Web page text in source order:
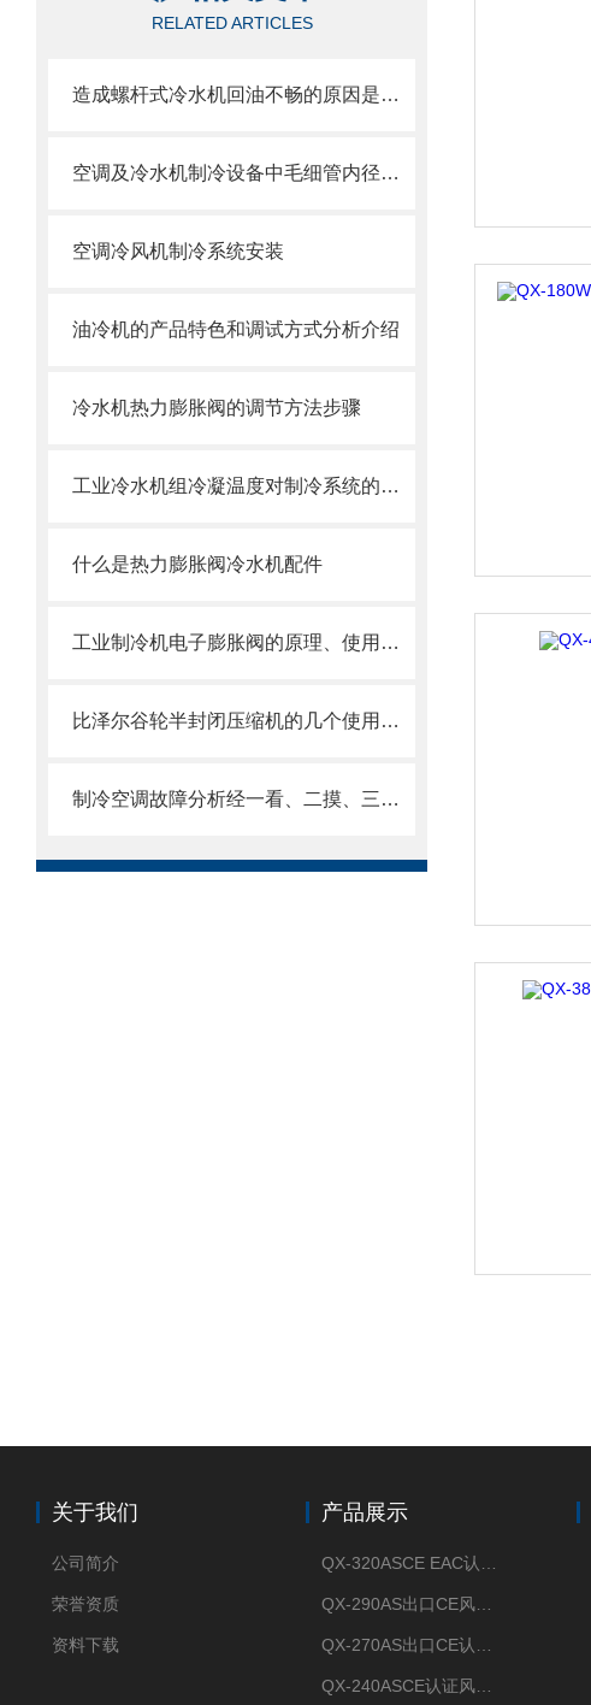
RELATED ARTICLES
造成螺杆式冷水机回油不畅的原因是什么
空调及冷水机制冷设备中毛细管内径、长度的选择方法
空调冷风机制冷系统安装
油冷机的产品特色和调试方式分析介绍
冷水机热力膨胀阀的调节方法步骤
工业冷水机组冷凝温度对制冷系统的影响
什么是热力膨胀阀冷水机配件
工业制冷机电子膨胀阀的原理、使用与特点
比泽尔谷轮半封闭压缩机的几个使用注意事项
制冷空调故障分析经一看、二摸、三听、四测后
关于我们
公司简介
荣誉资质
资料下载
产品展示